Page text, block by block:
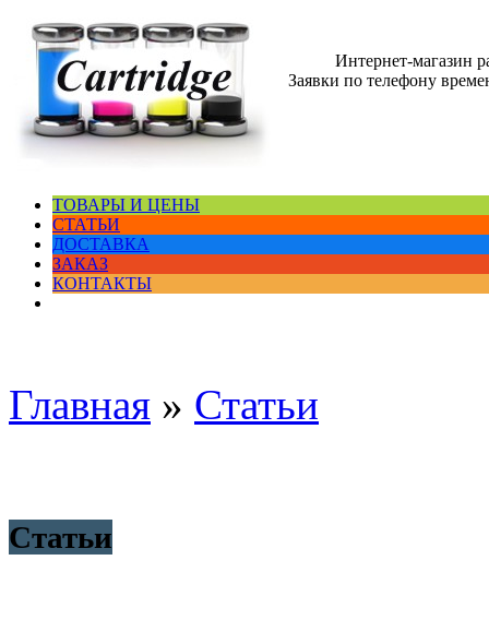
Интернет-магазин
Заявки по телефону
ТОВАРЫ И ЦЕНЫ
СТАТЬИ
ДОСТАВКА
ЗАКАЗ
КОНТАКТЫ
Главная » Статьи
Статьи